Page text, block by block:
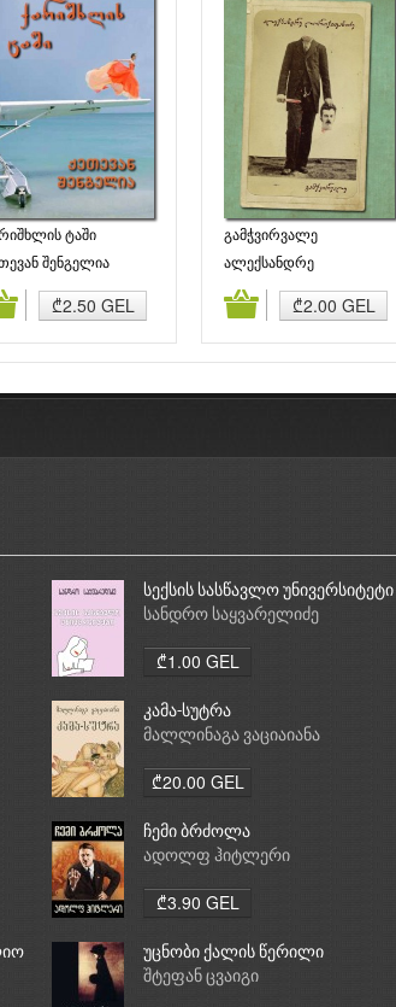
ტაში
შენგელია
₾2.50 GEL
გამჭვირვალე
ალექსანდრე
ლორთქიფანიძე
₾2.00 GEL
დამატება კალათაში დამატება
სექსის სასწავლო უნივერსიტეტი
სანდრო საყვარელიძე
₾1.00 GEL
კამა-სუტრა
მალლინაგა ვაციაიანა
₾20.00 GEL
ჩემი ბრძოლა
ადოლფ ჰიტლერი
₾3.90 GEL
უცნობი ქალის წერილი
შტეფან ცვაიგი